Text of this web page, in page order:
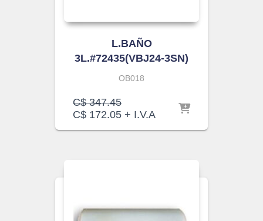
L.BAÑO
3L.#72435(VBJ24-3SN)
OB018
C$347.45El
precio
C$ 172.05El+ I.V.A